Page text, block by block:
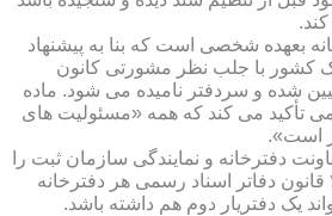
بعهده شخصی است که بنا به پیشنهاد
کشور با جلب نظر مشورتی کانون
شده و سردفتر نامیده می شود. ماده
تأکید می کند که همه «مسئولیت های
است».
دفترخانه و نمایندگی سازمان ثبت را
دارا می باشد.طبق ماده ۳ قانون دفاتر اسناد رسمی هر دفترخانه
یک دفتریار دوم هم داشته باشد.